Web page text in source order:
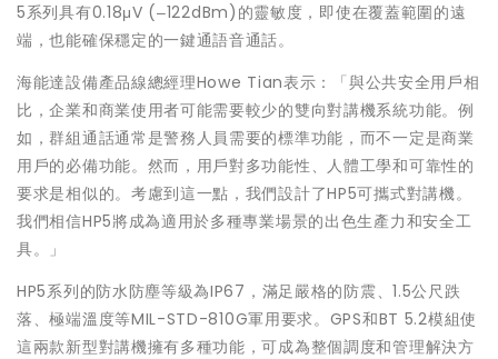
5系列具有0.18μV (‒122dBm)的靈敏度，即使在覆蓋範圍的遠
端，也能確保穩定的一鍵通語音通話。
海能達設備產品線總經理Howe Tian表示：「與公共安全用戶相
比，企業和商業使用者可能需要較少的雙向對講機系統功能。例
如，群組通話通常是警務人員需要的標準功能，而不一定是商業
用戶的必備功能。然而，用戶對多功能性、人體工學和可靠性的
要求是相似的。考慮到這一點，我們設計了HP5可攜式對講機。
我們相信HP5將成為適用於多種專業場景的出色生產力和安全工
具。」
HP5系列的防水防塵等級為IP67，滿足嚴格的防震、1.5公尺跌
落、極端溫度等MIL-STD-810G軍用要求。GPS和BT 5.2模組使
這兩款新型對講機擁有多種功能，可成為整個調度和管理解決方